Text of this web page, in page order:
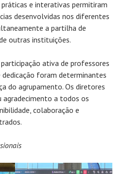
práticas e interativas permitiram
desenvolvidas nos diferentes
a partilha de
outras instituições.
ativa de professores
foram determinantes
do agrupamento. Os diretores
agradecimento a todos os
colaboração e